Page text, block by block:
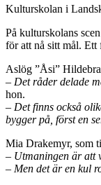
Kulturskolan i
På kulturskolans
för att nå sitt mål. Ett
Aslög ”Åsi”
– Det råder delade
hon.
– Det finns också
bygger på, först en
Mia Drakemyr, som
– Utmaningen är att
– Men det är en kul